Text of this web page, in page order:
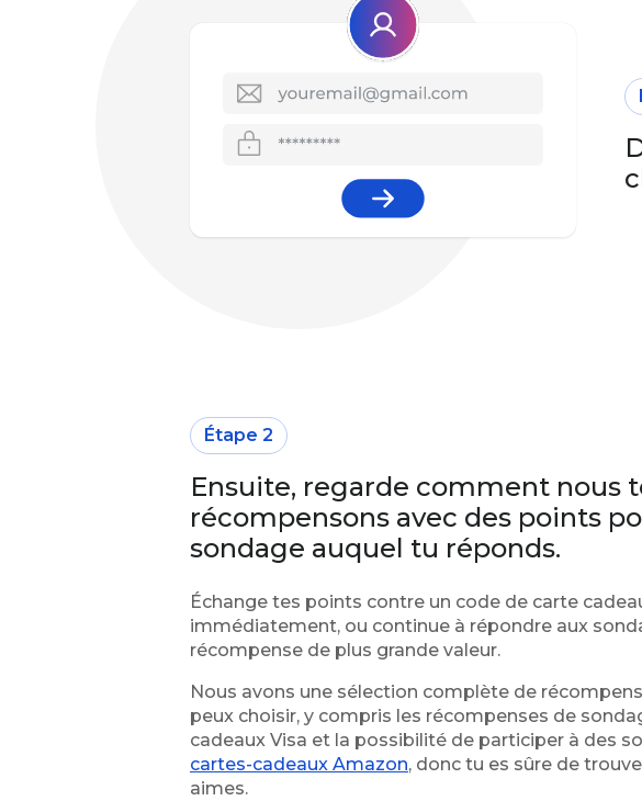
Étape 2
Ensuite, regarde comment nous
récompensons avec des points
sondage auquel tu réponds.
Échange tes points contre un code de carte
immédiatement, ou continue à répondre aux
récompense de plus grande valeur.
Nous avons une sélection complète de
peux choisir, y compris les récompenses de
cadeaux Visa et la possibilité de participer à des
cartes-cadeaux Amazon, donc tu es sûre de
aimes.